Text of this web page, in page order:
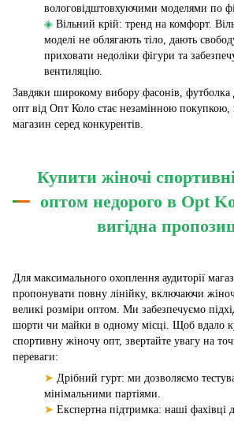
вологовідштовхуючими моделями по
◈ Вільний крій: тренд на комфорт.
моделі не облягають тіло, дають
приховати недоліки фігури та
вентиляцію.
Завдяки широкому вибору фасонів, футболка
опт від Опт Коло стає незамінною
магазин серед конкурентів.
Купити жіночі
оптом недорого в Opt
вигідна
Для максимального охоплення аудиторії
пропонувати повну лінійку, включаючи
великі розміри оптом. Ми забезпечуємо
шорти чи майки в одному місці. Щоб вдало
спортивну жіночу опт, звертайте увагу на
переваги:
➤ Дрібний гурт: ми дозволяємо
мінімальними партіями.
➤ Експертна підтримка: наші фахівці